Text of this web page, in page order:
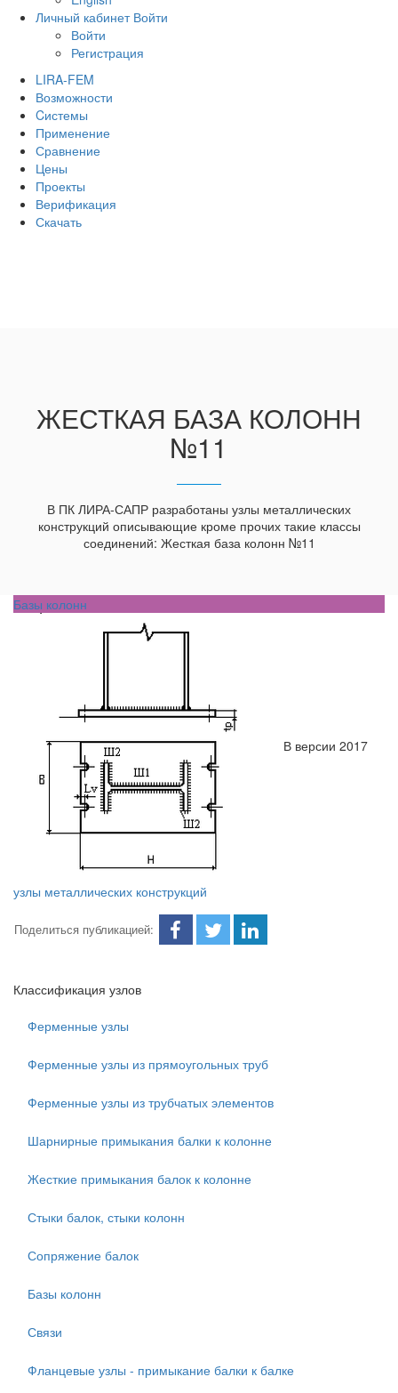
Личный кабинет Войти
Войти
Регистрация
LIRA-FEM
Возможности
Cистемы
Применение
Сравнение
Цены
Проекты
Верификация
Скачать
ЖЕСТКАЯ БАЗА КОЛОНН
№11
В ПК ЛИРА-САПР разработаны узлы металлических
конструкций описывающие кроме прочих такие классы
соединений: Жесткая база колонн №11
Базы колонн
В версии 2017
узлы металлических конструкций
Поделиться публикацией:
Классификация узлов
Ферменные узлы
Ферменные узлы из прямоугольных труб
Ферменные узлы из трубчатых элементов
Шарнирные примыкания балки к колонне
Жесткие примыкания балок к колонне
Стыки балок, стыки колонн
Сопряжение балок
Базы колонн
Связи
Фланцевые узлы - примыкание балки к балке